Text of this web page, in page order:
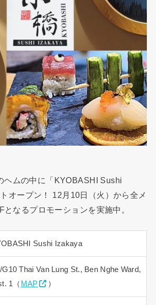
ヘムの中に「KYOBASHI Sushi
オープン！ 12月10日（火）から全メ
となるプロモーションを実施中。
Sushi Izakaya
G10 Thai Van Lung St., Ben Nghe Ward,
1（ MAP ）